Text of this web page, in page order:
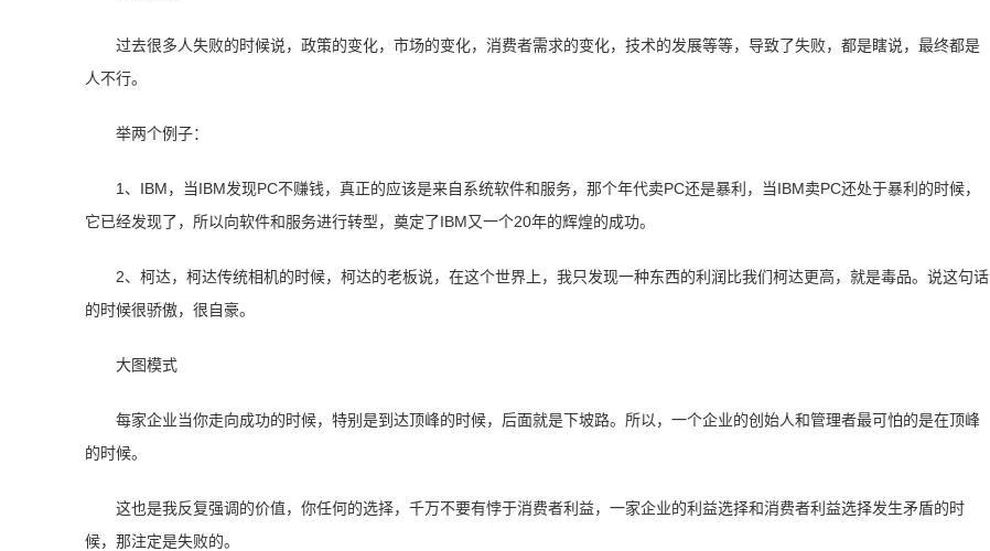
过去很多人失败的时候说，政策的变化，市场的变化，消费者需求的变化，技术的发展等等，导致了失败，都是瞎说，最终都是
人不行。
举两个例子：
1、IBM，当IBM发现PC不赚钱，真正的应该是来自系统软件和服务，那个年代卖PC还是暴利，当IBM卖PC还处于暴利的时候，
它已经发现了，所以向软件和服务进行转型，奠定了IBM又一个20年的辉煌的成功。
2、柯达，柯达传统相机的时候，柯达的老板说，在这个世界上，我只发现一种东西的利润比我们柯达更高，就是毒品。说这句话
的时候很骄傲，很自豪。
大图模式
每家企业当你走向成功的时候，特别是到达顶峰的时候，后面就是下坡路。所以，一个企业的创始人和管理者最可怕的是在顶峰
的时候。
这也是我反复强调的价值，你任何的选择，千万不要有悖于消费者利益，一家企业的利益选择和消费者利益选择发生矛盾的时
候，那注定是失败的。